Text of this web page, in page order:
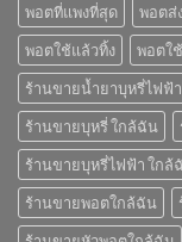
พอตที่แพงที่สุด
พอตส่
พอตใช้แล้วทิ้ง
พอตใ
ร้านขายน้ำยาบุหรี่ไฟฟ้
ร้านขายบุหรี่ ใกล้ฉัน
ร้านขายบุหรี่ไฟฟ้า ใกล้
ร้านขายพอตใกล้ฉัน